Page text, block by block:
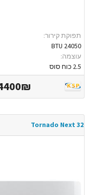
תפוקת קירור:
24050 BTU
עוצמה:
2.5 כוח סוס
Tornado Next 32